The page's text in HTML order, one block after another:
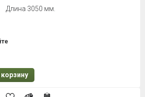
Длина 3050 мм.
корзину